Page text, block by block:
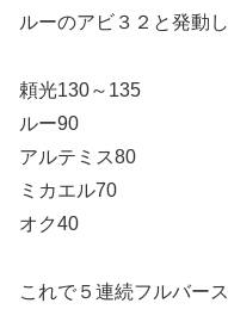
ルーのアビ３２と発動
頼光130～135
ルー90
アルテミス80
ミカエル70
オク40
これで５連続フルバース